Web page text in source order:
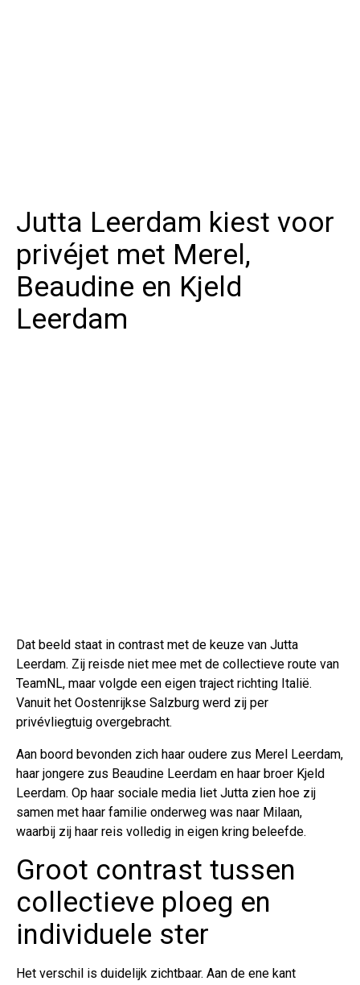
Jutta Leerdam kiest voor
privéjet met Merel,
Beaudine en Kjeld
Leerdam
Dat beeld staat in contrast met de keuze van Jutta
Leerdam. Zij reisde niet mee met de collectieve route van
TeamNL, maar volgde een eigen traject richting Italië.
Vanuit het Oostenrijkse Salzburg werd zij per
privévliegtuig overgebracht.
Aan boord bevonden zich haar oudere zus Merel Leerdam,
haar jongere zus Beaudine Leerdam en haar broer Kjeld
Leerdam. Op haar sociale media liet Jutta zien hoe zij
samen met haar familie onderweg was naar Milaan,
waarbij zij haar reis volledig in eigen kring beleefde.
Groot contrast tussen
collectieve ploeg en
individuele ster
Het verschil is duidelijk zichtbaar. Aan de ene kant